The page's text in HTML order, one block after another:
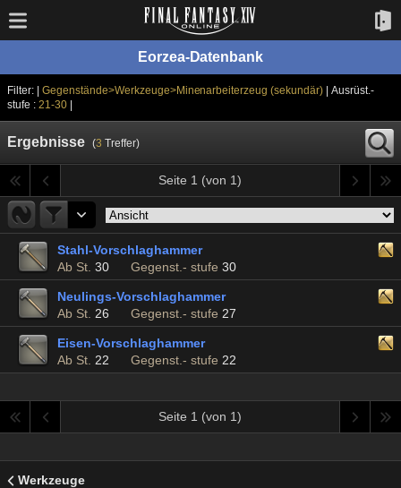
Eorzea-Datenbank
Filter: | Gegenstände>Werkzeuge>Minenarbeiterzeug (sekundär) | Ausrüst.-
stufe : 21-30|
Ergebnisse (3 Treffer)
Seite 1 (von 1)
Stahl-Vorschlaghammer
Ab St. 30 Gegenst.- stufe 30
Neulings-Vorschlaghammer
Ab St. 26 Gegenst.- stufe 27
Eisen-Vorschlaghammer
Ab St. 22 Gegenst.- stufe 22
Seite 1 (von 1)
Werkzeuge